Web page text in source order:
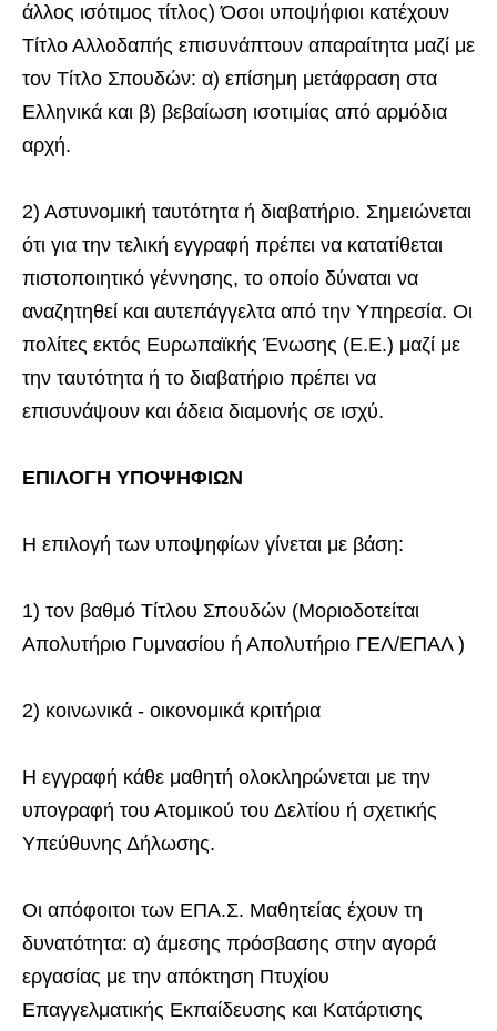
άλλος ισότιμος τίτλος) Όσοι υποψήφιοι κατέχουν
Τίτλο Αλλοδαπής επισυνάπτουν απαραίτητα μαζί με
τον Τίτλο Σπουδών: α) επίσημη μετάφραση στα
Ελληνικά και β) βεβαίωση ισοτιμίας από αρμόδια
αρχή.
2) Αστυνομική ταυτότητα ή διαβατήριο. Σημειώνεται
ότι για την τελική εγγραφή πρέπει να κατατίθεται
πιστοποιητικό γέννησης, το οποίο δύναται να
αναζητηθεί και αυτεπάγγελτα από την Υπηρεσία. Οι
πολίτες εκτός Ευρωπαϊκής Ένωσης (Ε.Ε.) μαζί με
την ταυτότητα ή το διαβατήριο πρέπει να
επισυνάψουν και άδεια διαμονής σε ισχύ.
ΕΠΙΛΟΓΗ ΥΠΟΨΗΦΙΩΝ
Η επιλογή των υποψηφίων γίνεται με βάση:
1) τον βαθμό Τίτλου Σπουδών (Μοριοδοτείται
Απολυτήριο Γυμνασίου ή Απολυτήριο ΓΕΛ/ΕΠΑΛ )
2) κοινωνικά - οικονομικά κριτήρια
Η εγγραφή κάθε μαθητή ολοκληρώνεται με την
υπογραφή του Ατομικού του Δελτίου ή σχετικής
Υπεύθυνης Δήλωσης.
Οι απόφοιτοι των ΕΠΑ.Σ. Μαθητείας έχουν τη
δυνατότητα: α) άμεσης πρόσβασης στην αγορά
εργασίας με την απόκτηση Πτυχίου
Επαγγελματικής Εκπαίδευσης και Κατάρτισης